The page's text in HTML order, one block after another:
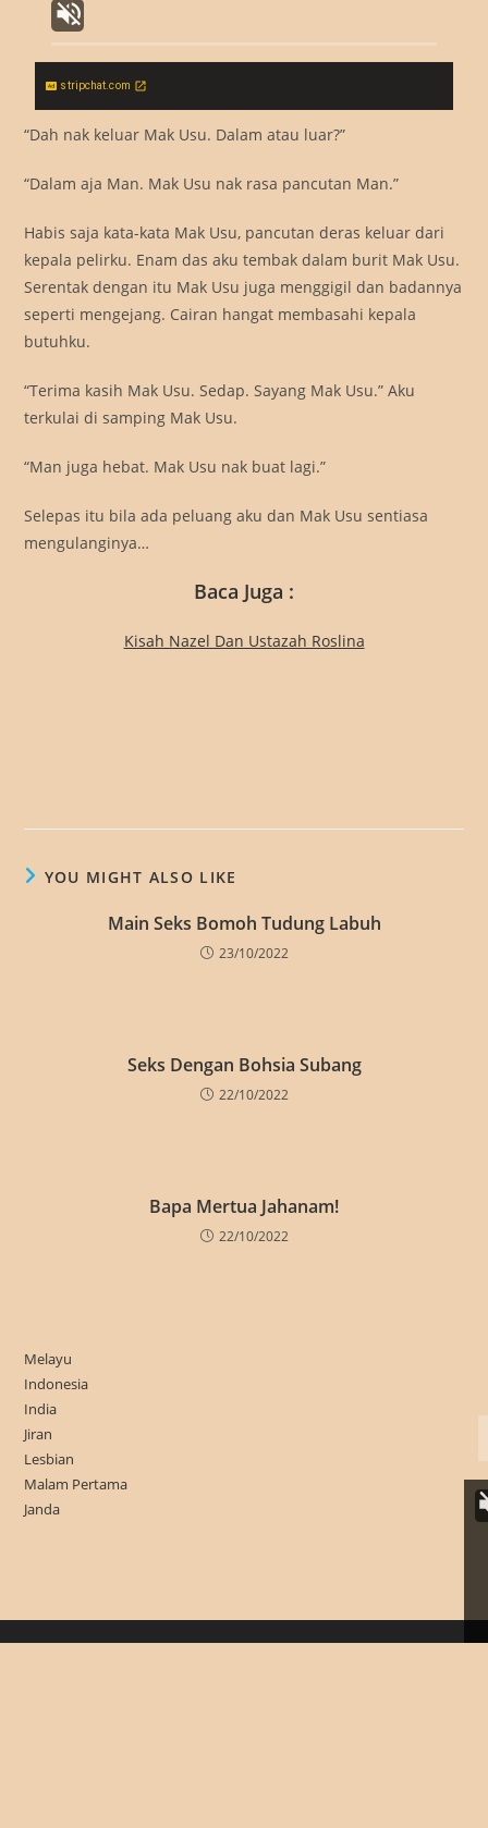
stripchat.com
“Dah nak keluar Mak Usu. Dalam atau luar?”
“Dalam aja Man. Mak Usu nak rasa pancutan Man.”
Habis saja kata-kata Mak Usu, pancutan deras keluar dari
kepala pelirku. Enam das aku tembak dalam burit Mak Usu.
Serentak dengan itu Mak Usu juga menggigil dan badannya
seperti mengejang. Cairan hangat membasahi kepala
butuhku.
“Terima kasih Mak Usu. Sedap. Sayang Mak Usu.” Aku
terkulai di samping Mak Usu.
“Man juga hebat. Mak Usu nak buat lagi.”
Selepas itu bila ada peluang aku dan Mak Usu sentiasa
mengulanginya…
Baca Juga :
Kisah Nazel Dan Ustazah Roslina
YOU MIGHT ALSO LIKE
Main Seks Bomoh Tudung Labuh
23/10/2022
Seks Dengan Bohsia Subang
22/10/2022
Bapa Mertua Jahanam!
22/10/2022
Melayu
Indonesia
India
Jiran
Lesbian
Malam Pertama
Janda